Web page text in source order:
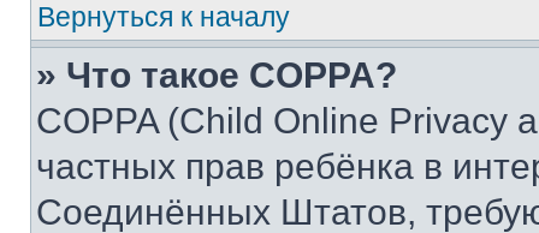
Вернуться к началу
» Что такое COPPA?
COPPA (Child Online Privacy
частных прав ребёнка в
Соединённых Штатов,